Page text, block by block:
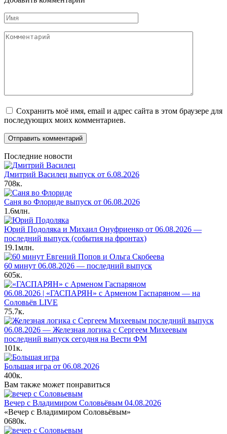
Имя
Комментарий
Сохранить моё имя, email и адрес сайта в этом браузере для
последующих моих комментариев.
Последние новости
Дмитрий Василец выпуск от 6.08.2026
708к.
Саня во Флориде выпуск от 06.08.2026
1.6млн.
Юрий Подоляка и Михаил Онуфриенко от 06.08.2026 —
последний выпуск (события на фронтах)
19.1млн.
60 минут 06.08.2026 — последний выпуск
605к.
06.08.2026 | «ГАСПАРЯН» с Арменом Гаспаряном — на
Соловьёв LIVE
75.7к.
06.08.2026 — Железная логика с Сергеем Михеевым
последний выпуск сегодня на Вести ФМ
101к.
Большая игра от 06.08.2026
400к.
Вам также может понравиться
Вечер с Владимиром Соловьёвым 04.08.2026
«Вечер с Владимиром Соловьёвым»
0680к.